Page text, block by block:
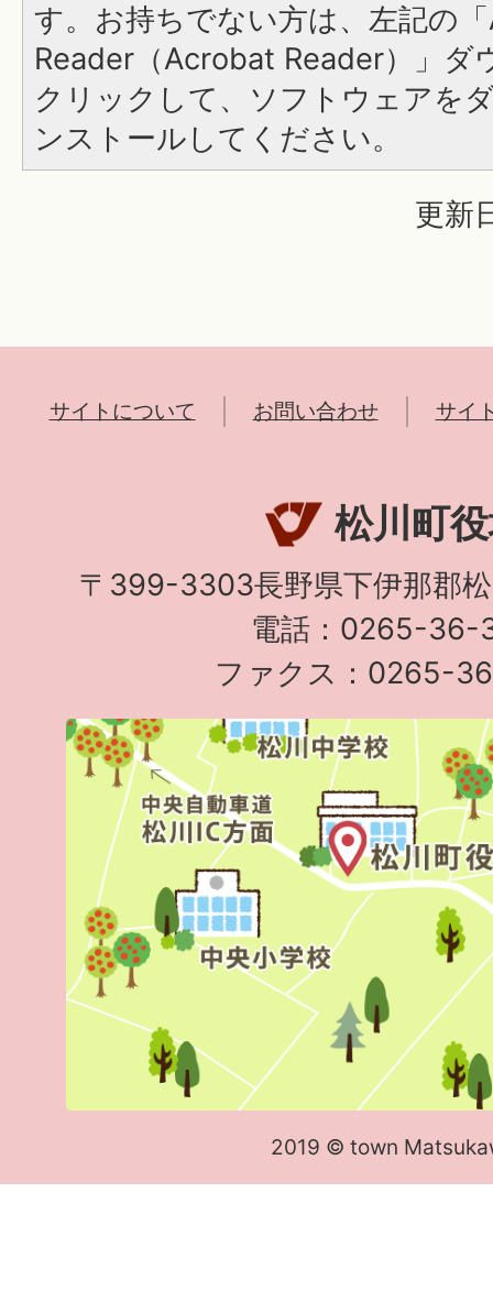
す。お持ちでない方は、左記の
Reader（Acrobat Reader）」ダ
クリックして、ソフトウェアを
ンストールしてください。
更新
サイトについて お問い合わせ サイ
松川町
〒399-3303長野県下伊那郡
電話：0265-36-
ファクス：0265-
2019 © town